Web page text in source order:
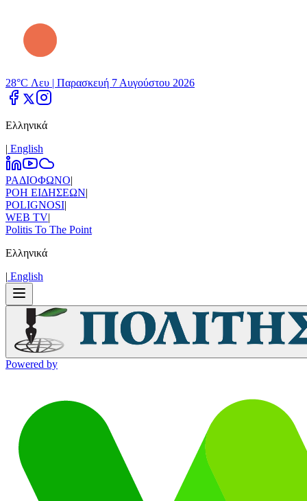
28°C Λευ | Παρασκευή 7 Αυγούστου 2026
Ελληνικά
| Εnglish
ΡΑΔΙΟΦΩΝΟ|
ΡΟΗ ΕΙΔΗΣΕΩΝ|
POLIGNOSI|
WEB TV|
Politis To The Point
Ελληνικά
| Εnglish
Powered by